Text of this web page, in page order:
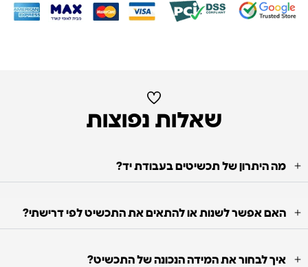
שאלות נפוצות
מה היתרון של תכשיטים בעבודת יד?
האם אפשר לשנות או להתאים את התכשיט לפי דרישתי?
איך לבחור את המידה הנכונה של התכשיט?